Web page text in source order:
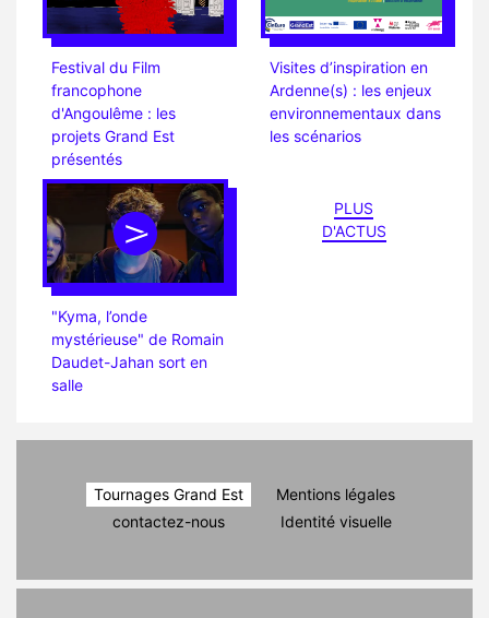
Festival du Film
francophone
d'Angoulême : les
projets Grand Est
présentés
Visites d’inspiration en
Ardenne(s) : les enjeux
environnementaux dans
les scénarios
"Kyma, l’onde
mystérieuse" de Romain
Daudet-Jahan sort en
salle
PLUS
D'ACTUS
Tournages Grand Est
contactez-nous
Mentions légales
Identité visuelle